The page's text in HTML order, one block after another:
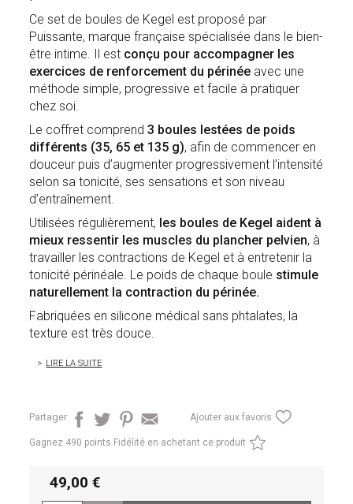
Ce set de boules de Kegel est proposé par
Puissante, marque française spécialisée dans le bien-
être intime. Il est conçu pour accompagner les
exercices de renforcement du périnée avec une
méthode simple, progressive et facile à pratiquer
chez soi.
Le coffret comprend3 boules lestées de poids
différents (35, 65 et 135 g), afin de commencer en
douceur puis d’augmenter progressivement l’intensité
selon sa tonicité, ses sensations et son niveau
d’entraînement.
Utilisées régulièrement, les boules de Kegel aident à
mieux ressentir les muscles du plancher pelvien, à
travailler les contractions de Kegel et à entretenir la
tonicité périnéale. Le poids de chaque boule stimule
naturellement la contraction du périnée.
Fabriquées en silicone médical sans phtalates, la
texture est très douce.
LIRE LA SUITE
Partager Ajouter aux favoris
Gagnez 490 points Fidélité en achetant ce produit
49,00